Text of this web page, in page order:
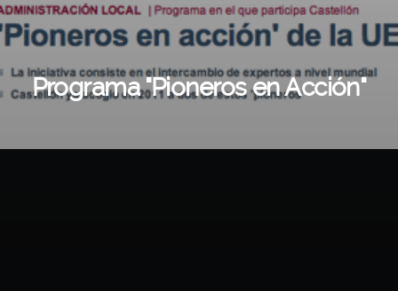
Programa "Pioneros en Acción"